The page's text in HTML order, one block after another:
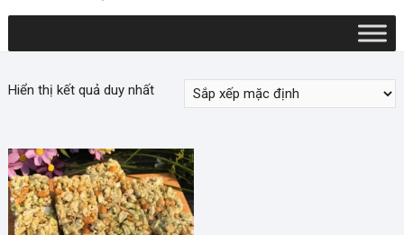
Hiển thị kết quả duy nhất